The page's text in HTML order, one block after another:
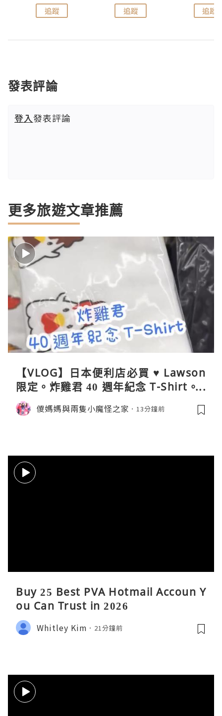
追蹤 追蹤 追蹤
發表評論
登入發表評論
更多旅遊文章推薦
【VLOG】日本便利店必買 ♥ Lawson
限定。炸雞君 40 週年紀念 T-Shirt。C
oleman 聯乘晴雨兩用自動開合折疊
傘。與 Calbee / 湖池屋共同開發製作
儍媽媽與兩隻小魔怪之家 13分鐘前
Buy 25 Best PVA Hotmail Accoun Y
ou Can Trust in 2026
Whitley Kim 21分鐘前